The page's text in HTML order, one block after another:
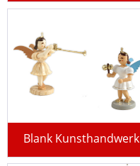
Blank Kunsthandwerk